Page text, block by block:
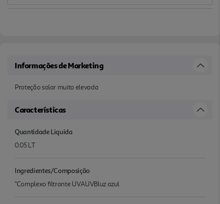
Informações de Marketing
Proteção solar muito elevada
Características
Quantidade Liquida
0.05 LT
Ingredientes/Composição
"Complexo filtrante UVAUVBluz azul